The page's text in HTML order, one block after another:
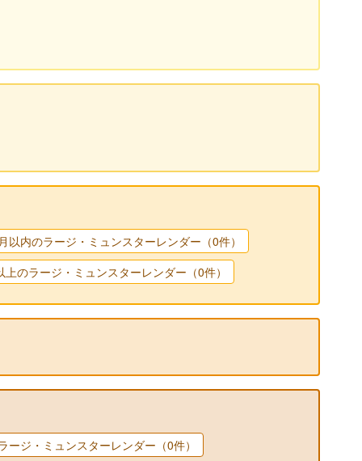
以内のラージ・ミュンスターレンダー（0件）
上のラージ・ミュンスターレンダー（0件）
ージ・ミュンスターレンダー（0件）